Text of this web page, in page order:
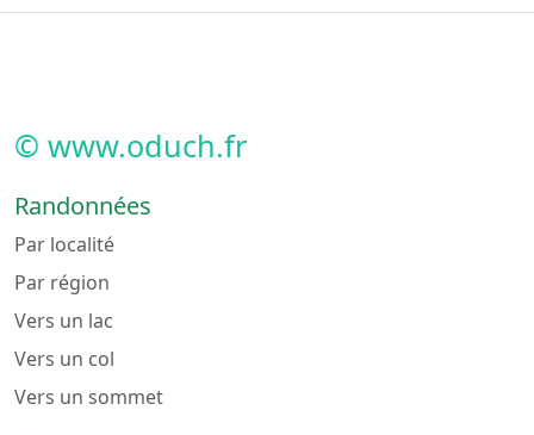
© www.oduch.fr
Randonnées
Par localité
Par région
Vers un lac
Vers un col
Vers un sommet